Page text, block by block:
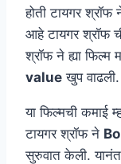
होती टायगर
आहे टायगर श्रॉफ
श्रॉफ ने ह्या फिल्म
value खुप वाढली.
या फिल्मची कमाई
टायगर श्रॉफ ने
सुरुवात केली.